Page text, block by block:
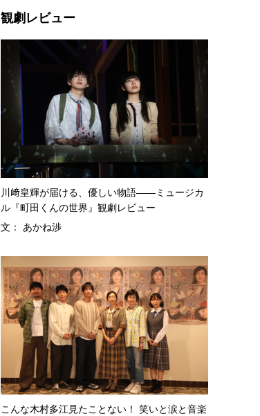
観劇レビュー
川﨑皇輝が届ける、優しい物語――ミュージカ
ル『町田くんの世界』観劇レビュー
文： あかね渉
こんな木村多江見たことない！ 笑いと涙と音楽